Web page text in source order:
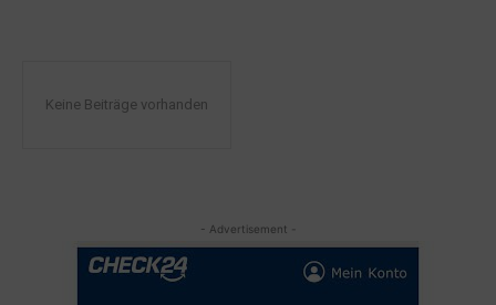
Keine Beiträge vorhanden
- Advertisement -